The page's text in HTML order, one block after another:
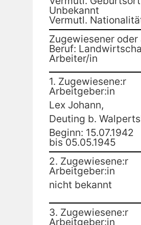
Unbekannt
Vermutl.
Zugewiesener oder
Beruf:
Arbeiter/in
1. Zugewiesene:r
Arbeitgeber:in
Lex Johann,
Deuting b.
Beginn: 15.07.1942
bis 05.05.1945
2. Zugewiesene:r
Arbeitgeber:in
nicht bekannt
3. Zugewiesene:r
Arbeitgeber:in